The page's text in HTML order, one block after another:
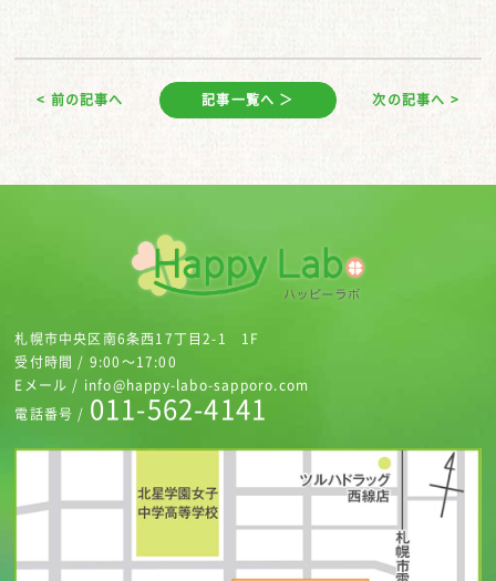
< 前の記事へ 記事一覧へ ＞ 次の記事へ >
札幌市中央区南6条西17丁目2-1 1F
受付時間 / 9:00～17:00
Eメール / info@happy-labo-sapporo.com
電話番号 / 011-562-4141